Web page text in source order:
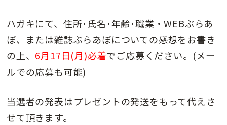
ハガキにて、住所･氏名･年齢･職業・WEBぶらあ
ぼ、または雑誌ぶらあぼについての感想をお書き
の上、 6月17日(月)必着でご応募ください。(メー
ルでの応募も可能)
当選者の発表はプレゼントの発送をもって代えさ
せて頂きます。